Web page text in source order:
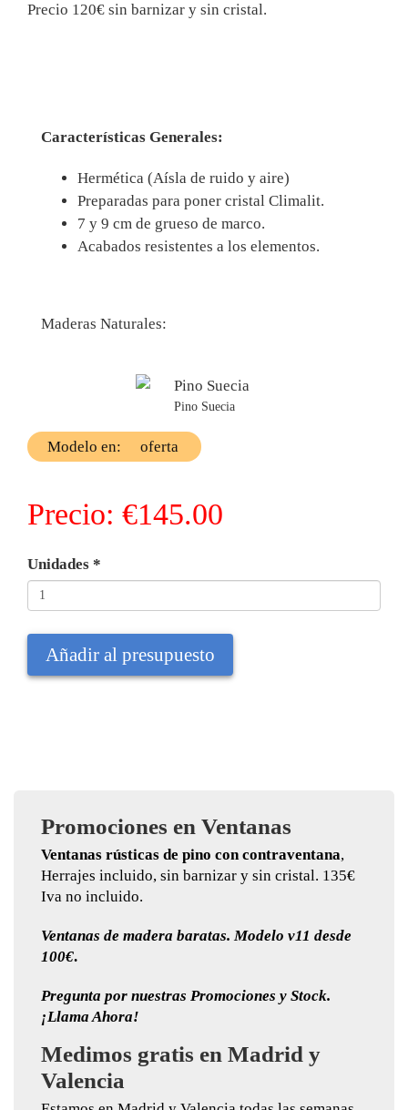
Precio 120€ sin barnizar y sin cristal.
Características Generales:
Hermética (Aísla de ruido y aire)
Preparadas para poner cristal Climalit.
7 y 9 cm de grueso de marco.
Acabados resistentes a los elementos.
Maderas Naturales:
Pino Suecia
Modelo en: oferta
Precio: €145.00
Unidades *
Añadir al presupuesto
Promociones en Ventanas
Ventanas rústicas de pino con contraventana,
Herrajes incluido, sin barnizar y sin cristal. 135€
Iva no incluido.
Ventanas de madera baratas. Modelo v11 desde
100€.
Pregunta por nuestras Promociones y Stock.
¡Llama Ahora!
Medimos gratis en Madrid y
Valencia